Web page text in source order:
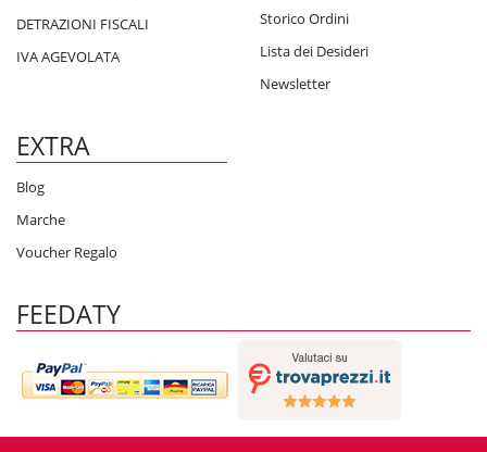
DETRAZIONI FISCALI
IVA AGEVOLATA
Storico Ordini
Lista dei Desideri
Newsletter
EXTRA
Blog
Marche
Voucher Regalo
FEEDATY